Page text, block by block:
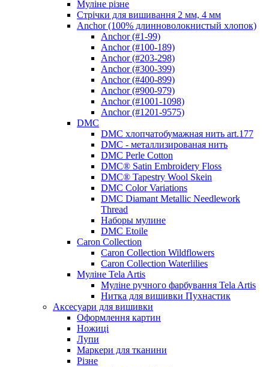
Муліне різне
Стрічки для вишивання 2 мм, 4 мм
Anchor (100% длинноволокнистый хлопок)
Anchor (#1-99)
Anchor (#100-189)
Anchor (#203-298)
Anchor (#300-399)
Anchor (#400-899)
Anchor (#900-979)
Anchor (#1001-1098)
Anchor (#1201-9575)
DMC
DMC хлопчатобумажная нить art.177
DMC - металлизированая нить
DMC Perle Cotton
DMC® Satin Embroidery Floss
DMC® Tapestry Wool Skein
DMC Color Variations
DMC Diamant Metallic Needlework
Thread
Наборы мулине
DMC Etoile
Caron Collection
Caron Collection Wildflowers
Caron Collection Waterlilies
Муліне Tela Artis
Муліне ручного фарбування Tela Artis
Нитка для вишивки Пухнастик
Аксесуари для вишивки
Оформлення картин
Ножиці
Лупи
Маркери для тканини
Різне